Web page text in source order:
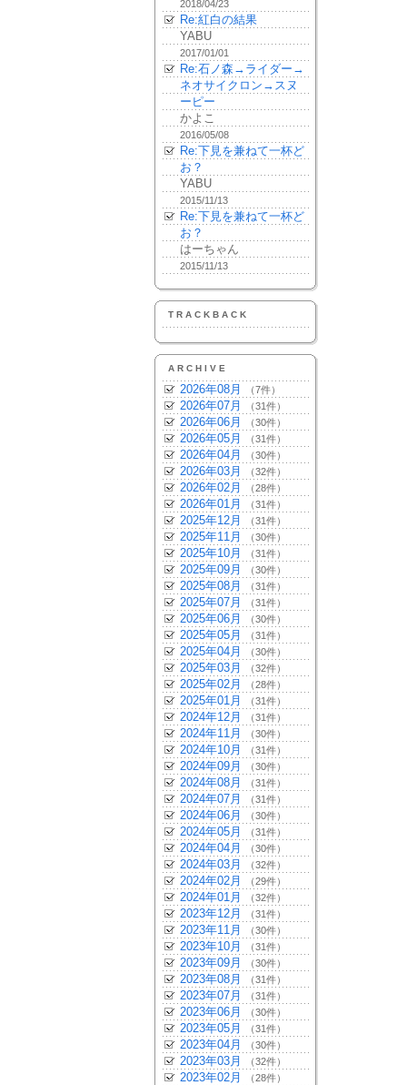
2018/04/23
Re:紅白の結果
YABU
2017/01/01
Re:石ノ森→ライダー→
ネオサイクロン→スヌ
ーピー
かよこ
2016/05/08
Re:下見を兼ねて一杯ど
お？
YABU
2015/11/13
Re:下見を兼ねて一杯ど
お？
はーちゃん
2015/11/13
TRACKBACK
ARCHIVE
2026年08月 （7件）
2026年07月 （31件）
2026年06月 （30件）
2026年05月 （31件）
2026年04月 （30件）
2026年03月 （32件）
2026年02月 （28件）
2026年01月 （31件）
2025年12月 （31件）
2025年11月 （30件）
2025年10月 （31件）
2025年09月 （30件）
2025年08月 （31件）
2025年07月 （31件）
2025年06月 （30件）
2025年05月 （31件）
2025年04月 （30件）
2025年03月 （32件）
2025年02月 （28件）
2025年01月 （31件）
2024年12月 （31件）
2024年11月 （30件）
2024年10月 （31件）
2024年09月 （30件）
2024年08月 （31件）
2024年07月 （31件）
2024年06月 （30件）
2024年05月 （31件）
2024年04月 （30件）
2024年03月 （32件）
2024年02月 （29件）
2024年01月 （32件）
2023年12月 （31件）
2023年11月 （30件）
2023年10月 （31件）
2023年09月 （30件）
2023年08月 （31件）
2023年07月 （31件）
2023年06月 （30件）
2023年05月 （31件）
2023年04月 （30件）
2023年03月 （32件）
2023年02月 （28件）